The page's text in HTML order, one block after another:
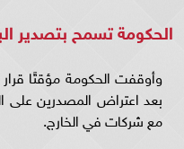
الحكومة تسمح بتصدير
وأوقفت الحكومة مؤقتًا
بعد اعتراض المصدرين على
مع شركات في الخارج.